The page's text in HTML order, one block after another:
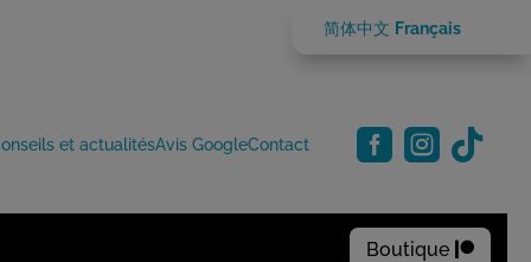
et actualitésAvis GoogleContact   
Boutique 
简体中文 Français